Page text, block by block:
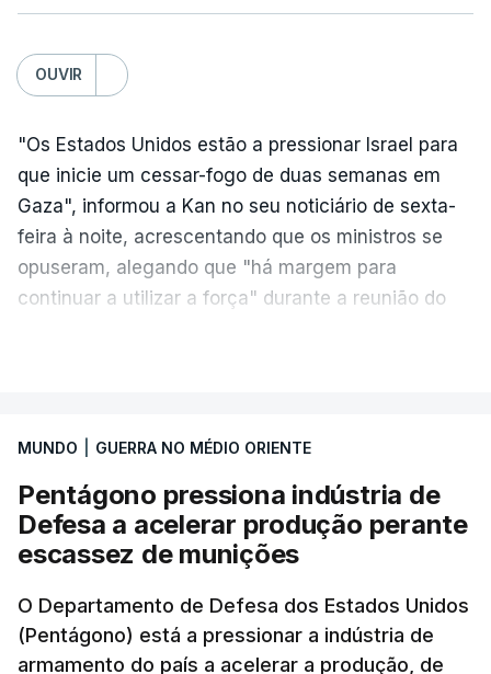
OUVIR
"Os Estados Unidos estão a pressionar Israel para
que inicie um cessar-fogo de duas semanas em
Gaza", informou a Kan no seu noticiário de sexta-
feira à noite, acrescentando que os ministros se
opuseram, alegando que "há margem para
continuar a utilizar a força" durante a reunião do
aplicação do plano de desarmamento do Hamas.
Além disso, o correspondente do canal de
televisão israelita i24News, que também teve
acesso às deliberações do Gabinete, recordou na
autorização formal de Israel para a entrada em
Gaza da Força Internacional de Estabilização, um
MUNDO GUERRA NO MÉDIO ORIENTE
Pentágono pressiona indústria de
Defesa a acelerar produção perante
escassez de munições
O Departamento de Defesa dos Estados Unidos
(Pentágono) está a pressionar a indústria de
armamento do país a acelerar a produção, de